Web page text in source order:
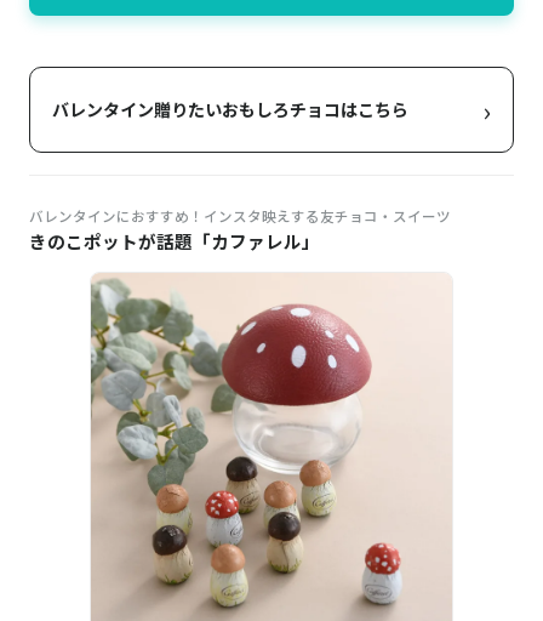
バレンタイン贈りたいおもしろチョコはこちら ›
バレンタインにおすすめ！インスタ映えする友チョコ・スイーツ
きのこポットが話題「カファレル」